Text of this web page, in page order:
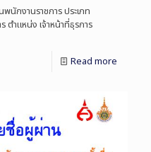
นักงานราชการ ประเภท
ตำแหน่ง เจ้าหน้าที่ธุรการ
Read more